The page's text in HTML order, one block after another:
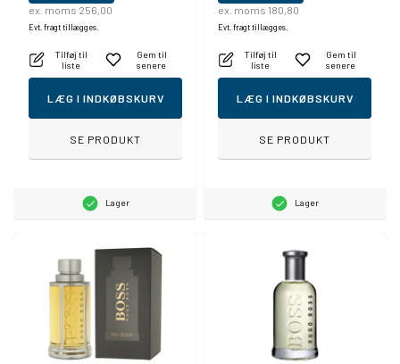
ex. moms 256,00
Evt. fragt tillægges.
Tilføj til
liste
Gem til
senere
LÆG I INDKØBSKURV
SE PRODUKT
Lager
ex. moms 180,80
Evt. fragt tillægges.
Tilføj til
liste
Gem til
senere
LÆG I INDKØBSKURV
SE PRODUKT
Lager